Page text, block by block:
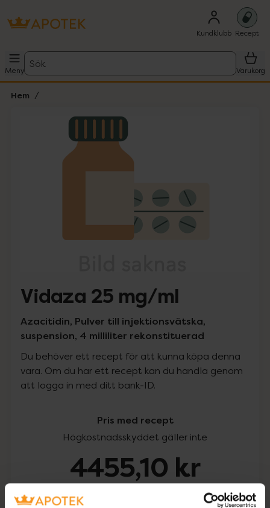
Kundklubb Recept
Meny
Sök
Varukorg
Hem
Lista: . Innehåller 1 objekt.
Vidaza 25 mg/ml
Azacitidin, Pulver till injektionsvätska,
suspension, 4 milliliter rekonstituerad
Du behöver ett recept för att kunna köpa denna
vara. Om du har ett recept kan du handla genom
att logga in med ditt bank-ID.
Pris med recept
Högkostnadsskyddet gäller inte
4455,10 kr